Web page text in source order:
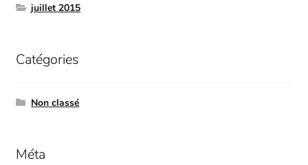
juillet 2015
Catégories
Non classé
Méta